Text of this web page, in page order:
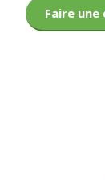
Faire